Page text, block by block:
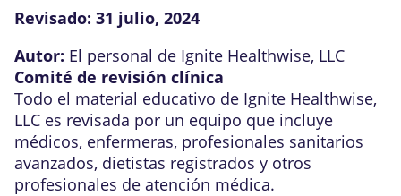
Revisado: 31 julio, 2024
Autor: El personal de Ignite Healthwise, LLC
Comité de revisión clínica
Todo el material educativo de Ignite Healthwise,
LLC es revisada por un equipo que incluye
médicos, enfermeras, profesionales sanitarios
avanzados, dietistas registrados y otros
profesionales de atención médica.